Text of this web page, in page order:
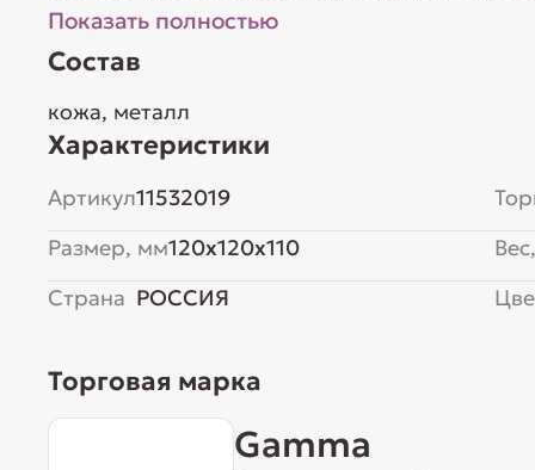
Показать полностью
Состав
кожа, металл
Характеристики
Артикул11532019
Размер, мм120x120x110
Страна РОССИЯ
Торговая марка
Gamma